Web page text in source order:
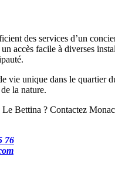
des services d’un
accès facile à diverses
vie unique dans le quartier
la nature.
Bettina ? Contactez
76